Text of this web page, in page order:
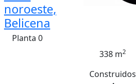
noroeste,
Belicena
Planta 0
338 m2
Construidos